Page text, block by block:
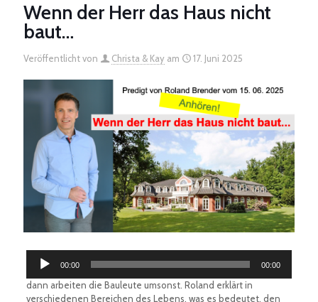
Wenn der Herr das Haus nicht
baut…
Veröffentlicht von Christa & Kay am 17. Juni 2025
Audio-
Player
00:00 00:00
dann arbeiten die Bauleute umsonst. Roland erklärt in
verschiedenen Bereichen des Lebens, was es bedeutet, den